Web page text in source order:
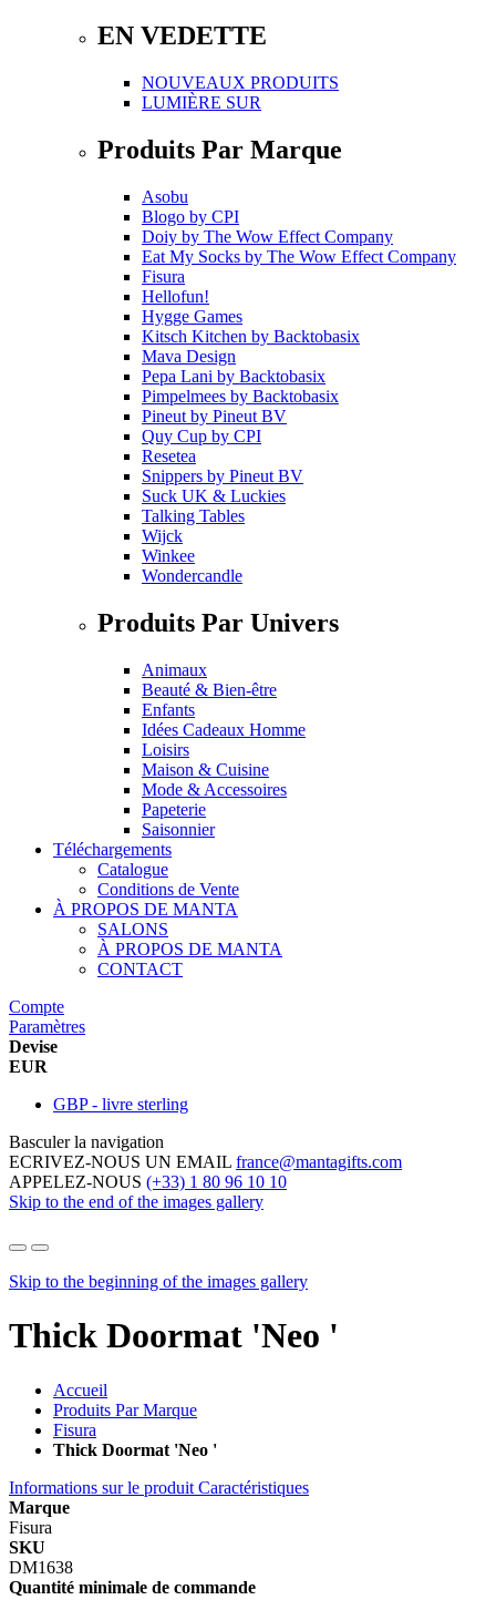
EN VEDETTE
NOUVEAUX PRODUITS
LUMIÈRE SUR
Produits Par Marque
Asobu
Blogo by CPI
Doiy by The Wow Effect Company
Eat My Socks by The Wow Effect Company
Fisura
Hellofun!
Hygge Games
Kitsch Kitchen by Backtobasix
Mava Design
Pepa Lani by Backtobasix
Pimpelmees by Backtobasix
Pineut by Pineut BV
Quy Cup by CPI
Resetea
Snippers by Pineut BV
Suck UK & Luckies
Talking Tables
Wijck
Winkee
Wondercandle
Produits Par Univers
Animaux
Beauté & Bien-être
Enfants
Idées Cadeaux Homme
Loisirs
Maison & Cuisine
Mode & Accessoires
Papeterie
Saisonnier
Téléchargements
Catalogue
Conditions de Vente
À PROPOS DE MANTA
SALONS
À PROPOS DE MANTA
CONTACT
Compte
Paramètres
Devise
EUR
GBP - livre sterling
Basculer la navigation
ECRIVEZ-NOUS UN EMAIL france@mantagifts.com
APPELEZ-NOUS (+33) 1 80 96 10 10
Skip to the end of the images gallery
Skip to the beginning of the images gallery
Thick Doormat 'Neo '
Accueil
Produits Par Marque
Fisura
Thick Doormat 'Neo '
Informations sur le produit Caractéristiques
Marque
Fisura
SKU
DM1638
Quantité minimale de commande